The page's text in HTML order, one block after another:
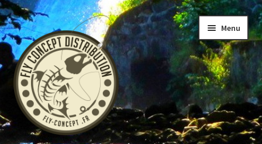
Aller
à
la
navigation
Aller
au
contenu
Menu